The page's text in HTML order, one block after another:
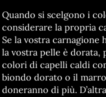
Quando si scelgono i
considerare la propria
Se la vostra
la vostra pelle è dorata,
colori di capelli caldi
biondo dorato o il
doneranno di più.